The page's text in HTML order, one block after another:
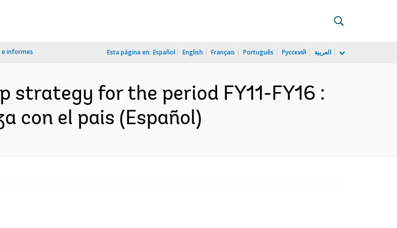
informes Esta página en: Español English Français Português Русский العربية
strategy for the period FY11-FY16 :
con el pais (Español)